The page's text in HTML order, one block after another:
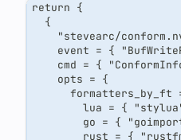
return {
  {
"stevearc/
event = {
cmd = {
    opts = {
formatters_by_ft
lua = {
go = {
rust = {